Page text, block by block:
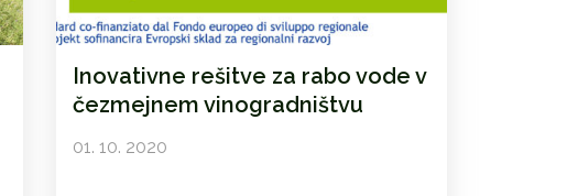
Inovativne rešitve za rabo vode v
čezmejnem vinogradništvu
01. 10. 2020